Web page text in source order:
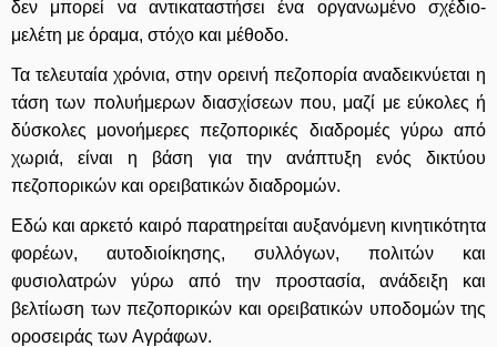
δεν μπορεί να αντικαταστήσει ένα οργανωμένο σχέδιο-
μελέτη με όραμα, στόχο και μέθοδο.
Τα τελευταία χρόνια, στην ορεινή πεζοπορία αναδεικνύεται η
τάση των πολυήμερων διασχίσεων που, μαζί με εύκολες ή
δύσκολες μονοήμερες πεζοπορικές διαδρομές γύρω από
χωριά, είναι η βάση για την ανάπτυξη ενός δικτύου
πεζοπορικών και ορειβατικών διαδρομών.
Εδώ και αρκετό καιρό παρατηρείται αυξανόμενη κινητικότητα
φορέων, αυτοδιοίκησης, συλλόγων, πολιτών και
φυσιολατρών γύρω από την προστασία, ανάδειξη και
βελτίωση των πεζοπορικών και ορειβατικών υποδομών της
οροσειράς των Aγράφων.